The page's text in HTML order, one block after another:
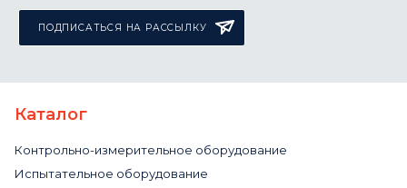
ПОДПИСАТЬСЯ НА РАССЫЛКУ
Каталог
Контрольно-измерительное оборудование
Испытательное оборудование